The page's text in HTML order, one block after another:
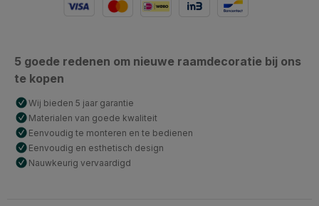
5 goede redenen om nieuwe raamdecoratie bij ons
te kopen
Wij bieden 5 jaar garantie
Materialen van goede kwaliteit
Eenvoudig te monteren en te bedienen
Eenvoudig en esthetisch design
Nauwkeurig vervaardigd